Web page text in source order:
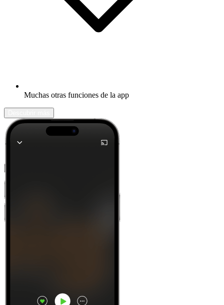
Muchas otras funciones de la app